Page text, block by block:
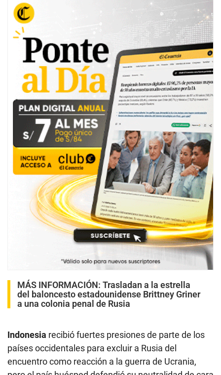
MÁS INFORMACIÓN: Trasladan a la estrella
del baloncesto estadounidense Brittney Griner
a una colonia penal de Rusia
Indonesia recibió fuertes presiones de parte de los
países occidentales para excluir a Rusia del
encuentro como reacción a la guerra de Ucrania,